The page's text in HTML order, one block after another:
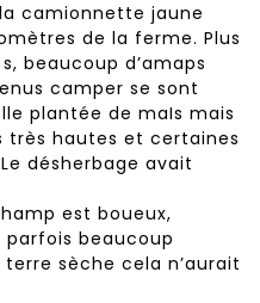
camionnette jaune
de la ferme. Plus
beaucoup d’amaps
camper se sont
plantée de maIs mais
très hautes et certaines
désherbage avait
est boueux,
beaucoup
sèche cela n’aurait